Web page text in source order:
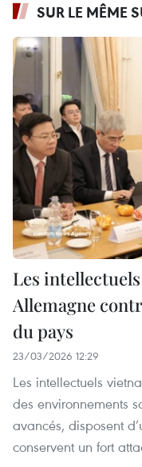
SUR LE MÊME
Les
Allemagne
du pays
23/03/2026 12:29
Les intellectuels
des environnements
avancés, disposent
conservent un fort